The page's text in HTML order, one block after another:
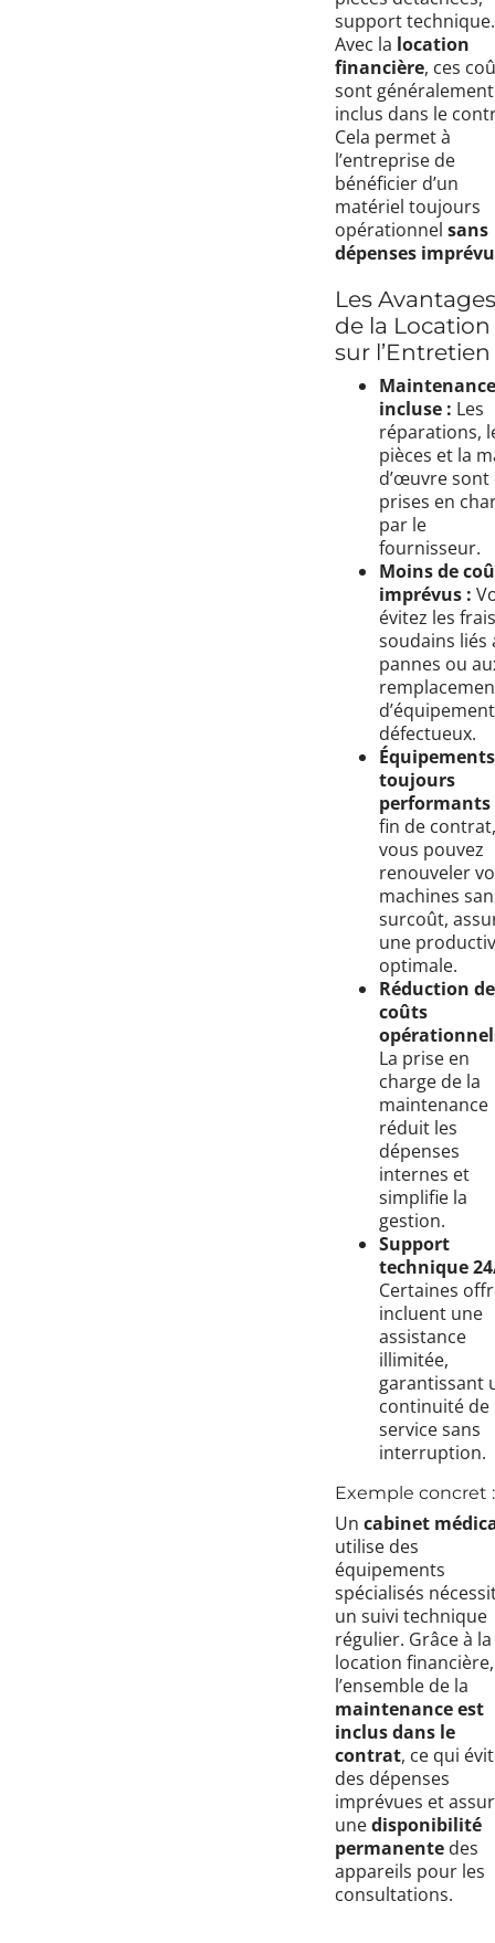
support
Avec la location
financière, ces
sont généralement
inclus dans le
Cela permet à
l’entreprise de
bénéficier d’un
matériel toujours
opérationnel sans
dépenses
Les Avantages
de la Location
sur l’Entretien
Maintenance
incluse : Les
réparations,
pièces et la
d’œuvre sont
prises en
par le
fournisseur.
Moins de
imprévus :
évitez les frais
soudains liés
pannes ou
défectueux.
Équipements
toujours
performants
fin de contrat,
vous pouvez
renouveler
machines
surcoût,
une
optimale.
Réduction
coûts
La prise en
charge de la
maintenance
réduit les
dépenses
internes et
simplifie la
gestion.
Support
technique
Certaines
incluent une
assistance
illimitée,
garantissant
continuité de
service sans
interruption.
Exemple concret :
Un cabinet
utilise des
équipements
spécialisés
un suivi technique
régulier. Grâce à la
location financière,
l’ensemble de la
maintenance est
inclus dans le
contrat, ce qui
des dépenses
imprévues et
unedisponibilité
permanente des
appareils pour les
consultations.